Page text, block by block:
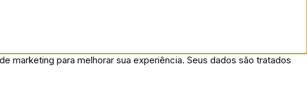
marketing para melhorar sua experiência. Seus dados são tratados